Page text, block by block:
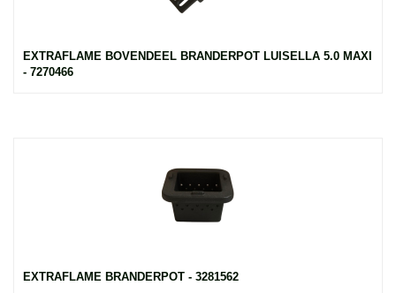
EXTRAFLAME BOVENDEEL BRANDERPOT LUISELLA 5.0 MAXI
- 7270466
EXTRAFLAME BRANDERPOT - 3281562